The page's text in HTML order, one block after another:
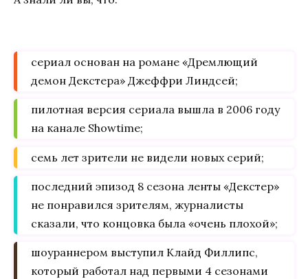
сериал основан на романе «Дремлющий
демон Декстера» Джеффри Линдсей;
пилотная версия сериала вышла в 2006 году
на канале Showtime;
семь лет зрители не видели новых серий;
последний эпизод 8 сезона ленты «Декстер»
не понравился зрителям, журналисты
сказали, что концовка была «очень плохой»;
шоураннером выступил Клайд Филлипс,
который работал над первыми 4 сезонами